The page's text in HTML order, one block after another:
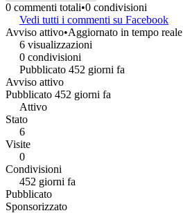
0 commenti totali•0 condivisioni
Vedi tutti i commenti su Facebook
Avviso attivo•Aggiornato in tempo reale
6 visualizzazioni
0 condivisioni
Pubblicato 452 giorni fa
Avviso attivo
Pubblicato 452 giorni fa
Attivo
Stato
6
Visite
0
Condivisioni
452 giorni fa
Pubblicato
Sponsorizzato